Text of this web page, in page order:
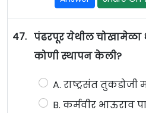
47. पंढरपूर येथील चोखामेळा
कोणी स्थापन केली?
A. राष्ट्रसंत तुकडोजी
B. कर्मवीर भाऊराव